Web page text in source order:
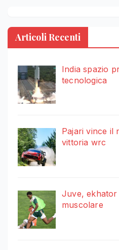
Articoli Recenti
India spazio
tecnologica
Pajari vince il
vittoria wrc
Juve, ekhator
muscolare